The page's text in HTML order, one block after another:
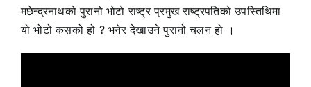
मछेन्द्रनाथको पुरानो भोटो राष्ट्र प्रमुख राष्ट्रपतिको उपस्तिथिमा
यो भोटो कसको हो ? भनेर देखाउने पुरानो चलन हो ।